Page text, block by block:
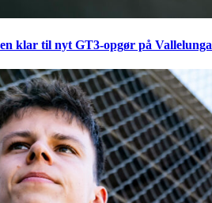
klar til nyt GT3-opgør på Vallelunga